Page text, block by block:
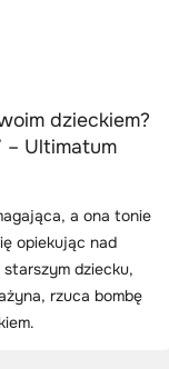
dzieckiem?
– Ultimatum
a ona tonie
opiekując nad
starszym dziecku,
rzuca bombę